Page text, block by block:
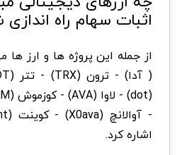
اثبات سهام راه
از جمله این پروژه ها و ارز ها
اشاره کرد.